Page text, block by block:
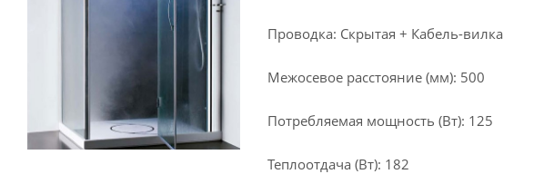
Проводка: Скрытая + Кабель-вилка
Межосевое расстояние (мм): 500
Потребляемая мощность (Вт): 125
Теплоотдача (Вт): 182